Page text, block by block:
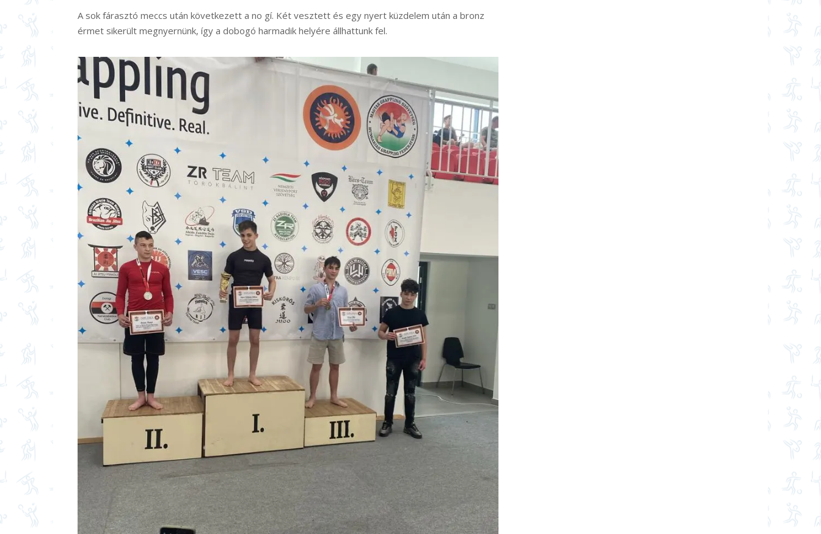
A sok fárasztó meccs után következett a no gí. Két vesztett és egy nyert küzdelem után a bronz
érmet sikerült megnyernünk, így a dobogó harmadik helyére állhattunk fel.